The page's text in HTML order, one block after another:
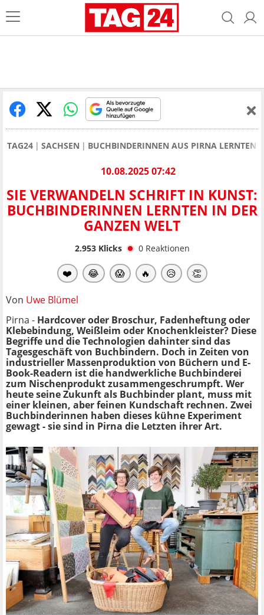
TAG24 SACHSEN BUCHBINDERINNEN AUS PIRNA LERNTEN
10.08.2025 07:42
SIE VERWANDELN SCHRIFT IN KUNST:
BUCHBINDERINNEN LERNTEN IN DER
GANZEN WELT
2.953Klicks 0 Reaktionen
❤️ 😂 😱 🔥 😥 👏
Von Uwe Blümel
Pirna - Hardcover oder Broschur, Fadenheftung oder
Klebebindung, Weißleim oder Knochenkleister? Diese
Begriffe und die Technologien dahinter sind das
Tagesgeschäft von Buchbindern. Doch in Zeiten von
industrieller Massenproduktion von Büchern und E-
Book-Readern ist die handwerkliche Buchbinderei
zum Nischenprodukt zusammengeschrumpft. Wer
heute seine Zukunft als Buchbinder plant, muss mit
einer kleinen, aber feinen Kundschaft rechnen. Zwei
Buchbinderinnen haben dieses kühne Experiment
gewagt - sie sind in Pirna die Letzten ihrer Art.